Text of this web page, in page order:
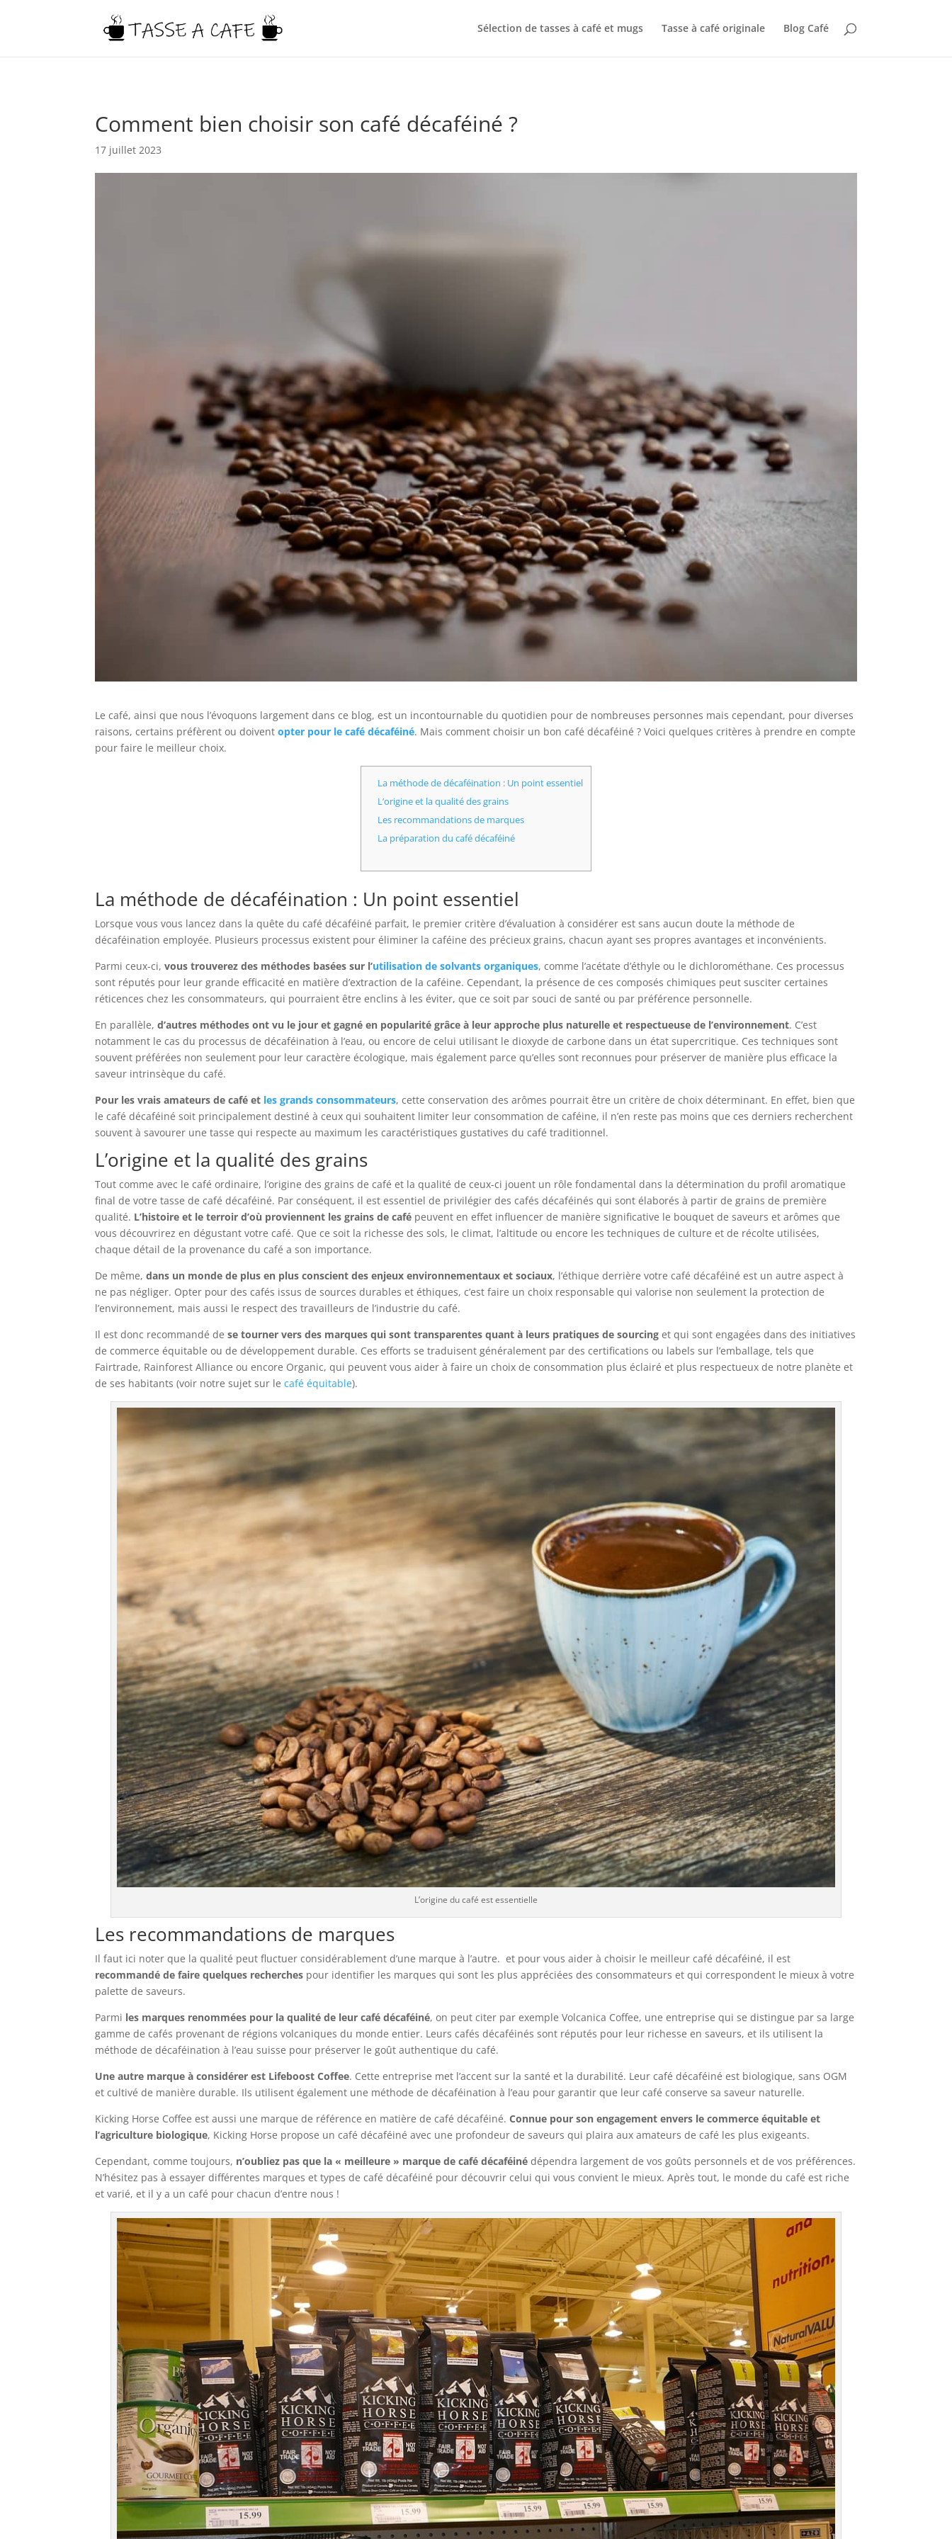
Sélection de tasses à café et mugs Tasse à café originale Blog Café
Comment bien choisir son café décaféiné ?
17 juillet 2023
Le café, ainsi que nous l’évoquons largement dans ce blog, est un incontournable du quotidien pour de nombreuses personnes mais cependant, pour diverses
raisons, certains préfèrent ou doiventopter pour le café décaféiné. Mais comment choisir un bon café décaféiné ? Voici quelques critères à prendre en compte
pour faire le meilleur choix.
La méthode de décaféination : Un point essentiel
L’origine et la qualité des grains
Les recommandations de marques
La préparation du café décaféiné
La méthode de décaféination : Un point essentiel
Lorsque vous vous lancez dans la quête du café décaféiné parfait, le premier critère d’évaluation à considérer est sans aucun doute la méthode de
décaféination employée. Plusieurs processus existent pour éliminer la caféine des précieux grains, chacun ayant ses propres avantages et inconvénients.
Parmi ceux-ci,vous trouverez des méthodes basées sur l’utilisation de solvants organiques, comme l’acétate d’éthyle ou le dichlorométhane. Ces processus
sont réputés pour leur grande efficacité en matière d’extraction de la caféine. Cependant, la présence de ces composés chimiques peut susciter certaines
réticences chez les consommateurs, qui pourraient être enclins à les éviter, que ce soit par souci de santé ou par préférence personnelle.
En parallèle,d’autres méthodes ont vu le jour et gagné en popularité grâce à leur approche plus naturelle et respectueuse de l’environnement. C’est
notamment le cas du processus de décaféination à l’eau, ou encore de celui utilisant le dioxyde de carbone dans un état supercritique. Ces techniques sont
souvent préférées non seulement pour leur caractère écologique, mais également parce qu’elles sont reconnues pour préserver de manière plus efficace la
saveur intrinsèque du café.
Pour les vrais amateurs de café et les grands consommateurs, cette conservation des arômes pourrait être un critère de choix déterminant. En effet, bien que
le café décaféiné soit principalement destiné à ceux qui souhaitent limiter leur consommation de caféine, il n’en reste pas moins que ces derniers recherchent
souvent à savourer une tasse qui respecte au maximum les caractéristiques gustatives du café traditionnel.
L’origine et la qualité des grains
Tout comme avec le café ordinaire, l’origine des grains de café et la qualité de ceux-ci jouent un rôle fondamental dans la détermination du profil aromatique
final de votre tasse de café décaféiné. Par conséquent, il est essentiel de privilégier des cafés décaféinés qui sont élaborés à partir de grains de première
qualité. L’histoire et le terroir d’où proviennent les grains de café peuvent en effet influencer de manière significative le bouquet de saveurs et arômes que
vous découvrirez en dégustant votre café. Que ce soit la richesse des sols, le climat, l’altitude ou encore les techniques de culture et de récolte utilisées,
chaque détail de la provenance du café a son importance.
De même,dans un monde de plus en plus conscient des enjeux environnementaux et sociaux, l’éthique derrière votre café décaféiné est un autre aspect à
ne pas négliger. Opter pour des cafés issus de sources durables et éthiques, c’est faire un choix responsable qui valorise non seulement la protection de
l’environnement, mais aussi le respect des travailleurs de l’industrie du café.
Il est donc recommandé dese tourner vers des marques qui sont transparentes quant à leurs pratiques de sourcing et qui sont engagées dans des initiatives
de commerce équitable ou de développement durable. Ces efforts se traduisent généralement par des certifications ou labels sur l’emballage, tels que
Fairtrade, Rainforest Alliance ou encore Organic, qui peuvent vous aider à faire un choix de consommation plus éclairé et plus respectueux de notre planète et
de ses habitants (voir notre sujet sur lecafé équitable).
L’origine du café est essentielle
Les recommandations de marques
Il faut ici noter que la qualité peut fluctuer considérablement d’une marque à l’autre. et pour vous aider à choisir le meilleur café décaféiné, il est
recommandé de faire quelques recherches pour identifier les marques qui sont les plus appréciées des consommateurs et qui correspondent le mieux à votre
palette de saveurs.
Parmi les marques renommées pour la qualité de leur café décaféiné, on peut citer par exemple Volcanica Coffee, une entreprise qui se distingue par sa large
gamme de cafés provenant de régions volcaniques du monde entier. Leurs cafés décaféinés sont réputés pour leur richesse en saveurs, et ils utilisent la
méthode de décaféination à l’eau suisse pour préserver le goût authentique du café.
Une autre marque à considérer est Lifeboost Coffee. Cette entreprise met l’accent sur la santé et la durabilité. Leur café décaféiné est biologique, sans OGM
et cultivé de manière durable. Ils utilisent également une méthode de décaféination à l’eau pour garantir que leur café conserve sa saveur naturelle.
Kicking Horse Coffee est aussi une marque de référence en matière de café décaféiné.Connue pour son engagement envers le commerce équitable et
l’agriculture biologique, Kicking Horse propose un café décaféiné avec une profondeur de saveurs qui plaira aux amateurs de café les plus exigeants.
Cependant, comme toujours, n’oubliez pas que la « meilleure » marque de café décaféiné dépendra largement de vos goûts personnels et de vos préférences.
N’hésitez pas à essayer différentes marques et types de café décaféiné pour découvrir celui qui vous convient le mieux. Après tout, le monde du café est riche
et varié, et il y a un café pour chacun d’entre nous !